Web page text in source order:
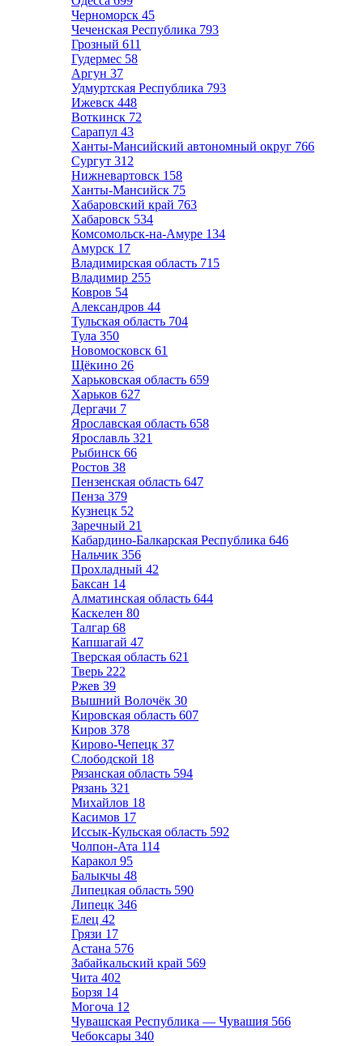
Черноморск 45
Чеченская Республика 793
Грозный 611
Гудермес 58
Аргун 37
Удмуртская Республика 793
Ижевск 448
Воткинск 72
Сарапул 43
Ханты-Мансийский автономный округ 766
Сургут 312
Нижневартовск 158
Ханты-Мансийск 75
Хабаровский край 763
Хабаровск 534
Комсомольск-на-Амуре 134
Амурск 17
Владимирская область 715
Владимир 255
Ковров 54
Александров 44
Тульская область 704
Тула 350
Новомосковск 61
Щёкино 26
Харьковская область 659
Харьков 627
Дергачи 7
Ярославская область 658
Ярославль 321
Рыбинск 66
Ростов 38
Пензенская область 647
Пенза 379
Кузнецк 52
Заречный 21
Кабардино-Балкарская Республика 646
Нальчик 356
Прохладный 42
Баксан 14
Алматинская область 644
Каскелен 80
Талгар 68
Капшагай 47
Тверская область 621
Тверь 222
Ржев 39
Вышний Волочёк 30
Кировская область 607
Киров 378
Кирово-Чепецк 37
Слободской 18
Рязанская область 594
Рязань 321
Михайлов 18
Касимов 17
Иссык-Кульская область 592
Чолпон-Ата 114
Каракол 95
Балыкчы 48
Липецкая область 590
Липецк 346
Елец 42
Грязи 17
Астана 576
Забайкальский край 569
Чита 402
Борзя 14
Могоча 12
Чувашская Республика — Чувашия 566
Чебоксары 340